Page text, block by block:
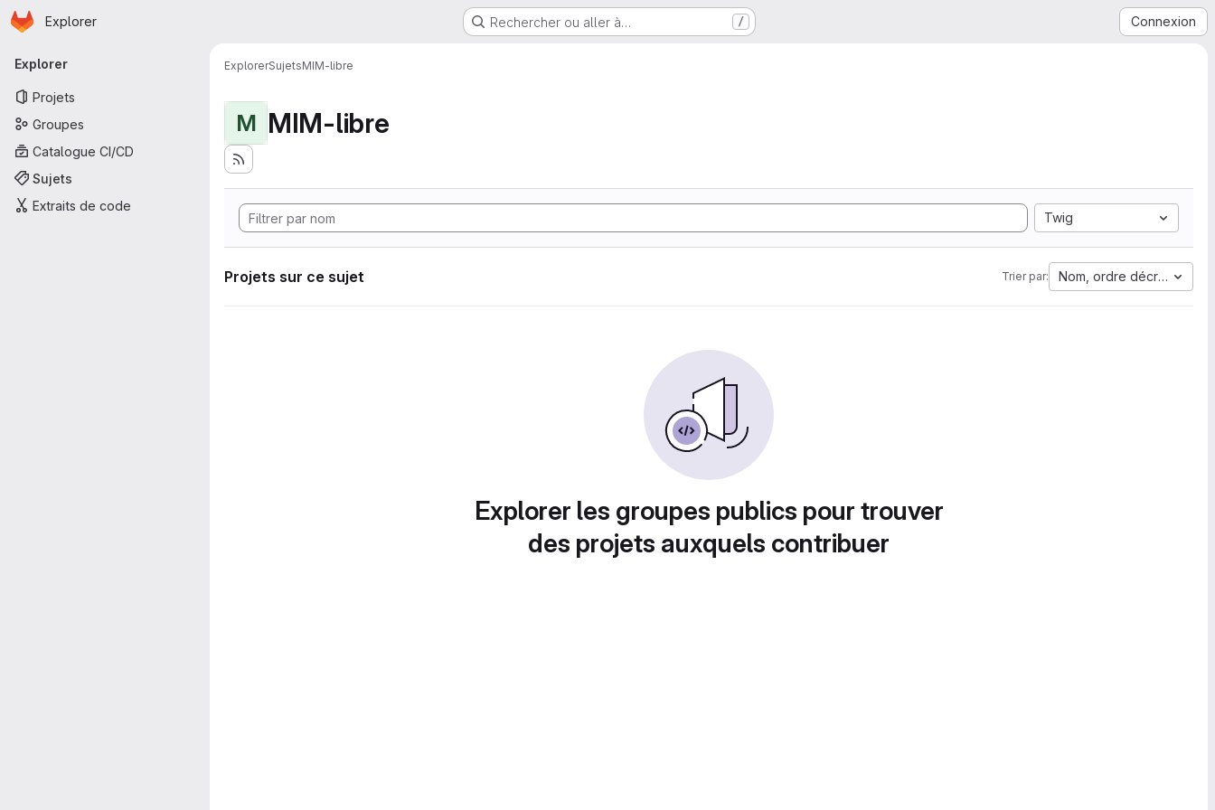
Passer au contenu principal
Page d'accueil
Explorer Rechercher ou aller à… / Connexion
Navigation principale
Explorer
Projets
Groupes
Catalogue CI/CD
Sujets
Extraits de code
ExplorerSujetsMIM-libre
M MIM-libre
Twig
Projets sur ce sujet Trier par: Nom, ordre décroissant
Explorer les groupes publics pour trouver
des projets auxquels contribuer